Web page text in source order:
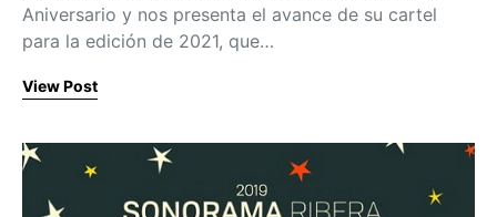
Aniversario y nos presenta el avance de su cartel
para la edición de 2021, que…
View Post